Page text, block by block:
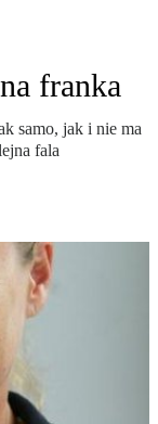
franka
samo, jak i nie ma
fala